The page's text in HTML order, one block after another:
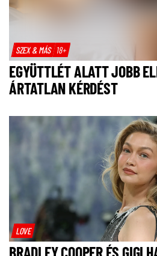
SZEX & MÁS 18+
EGYÜTTLÉT ALATT JOBB
ÁRTATLAN KÉRDÉST
LOVE